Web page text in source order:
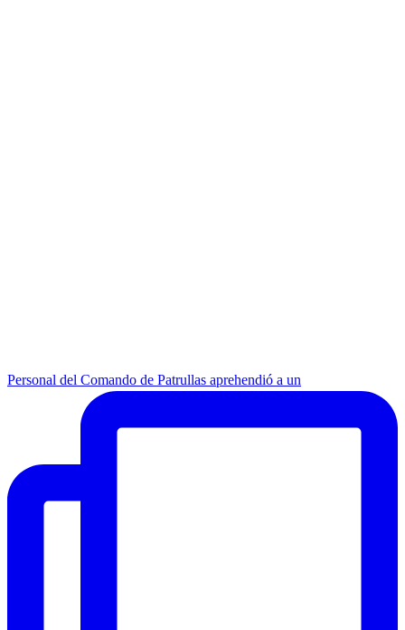
Personal del Comando de Patrullas aprehendió a un